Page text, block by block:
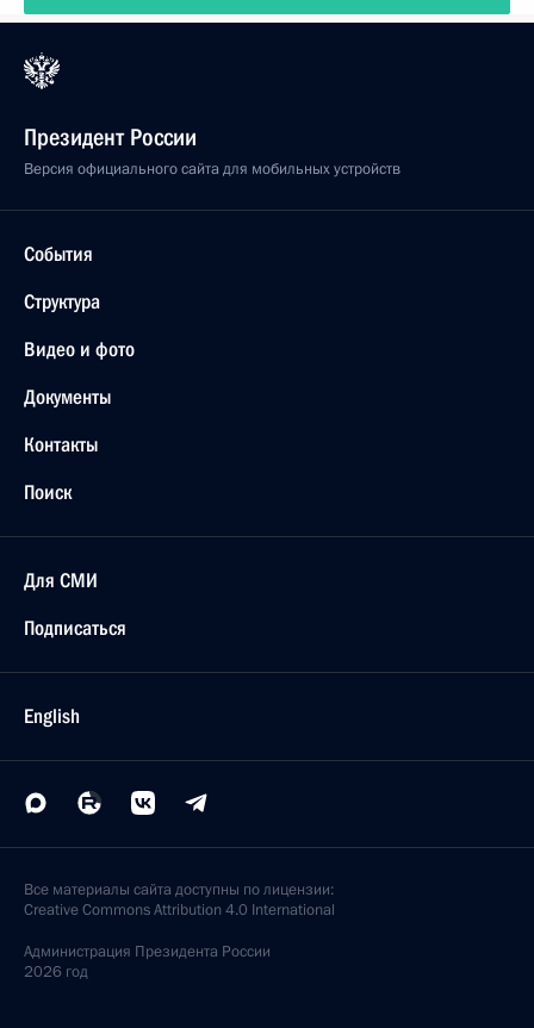
Президент России
Версия официального сайта для мобильных устройств
События
Структура
Видео и фото
Документы
Контакты
Поиск
Для СМИ
Подписаться
English
Все материалы сайта доступны по лицензии:
Creative Commons Attribution 4.0 International
Администрация Президента России
2026 год